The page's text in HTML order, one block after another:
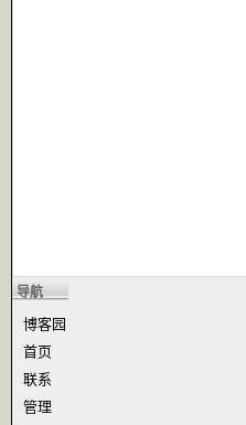
导航
博客园
首页
联系
管理